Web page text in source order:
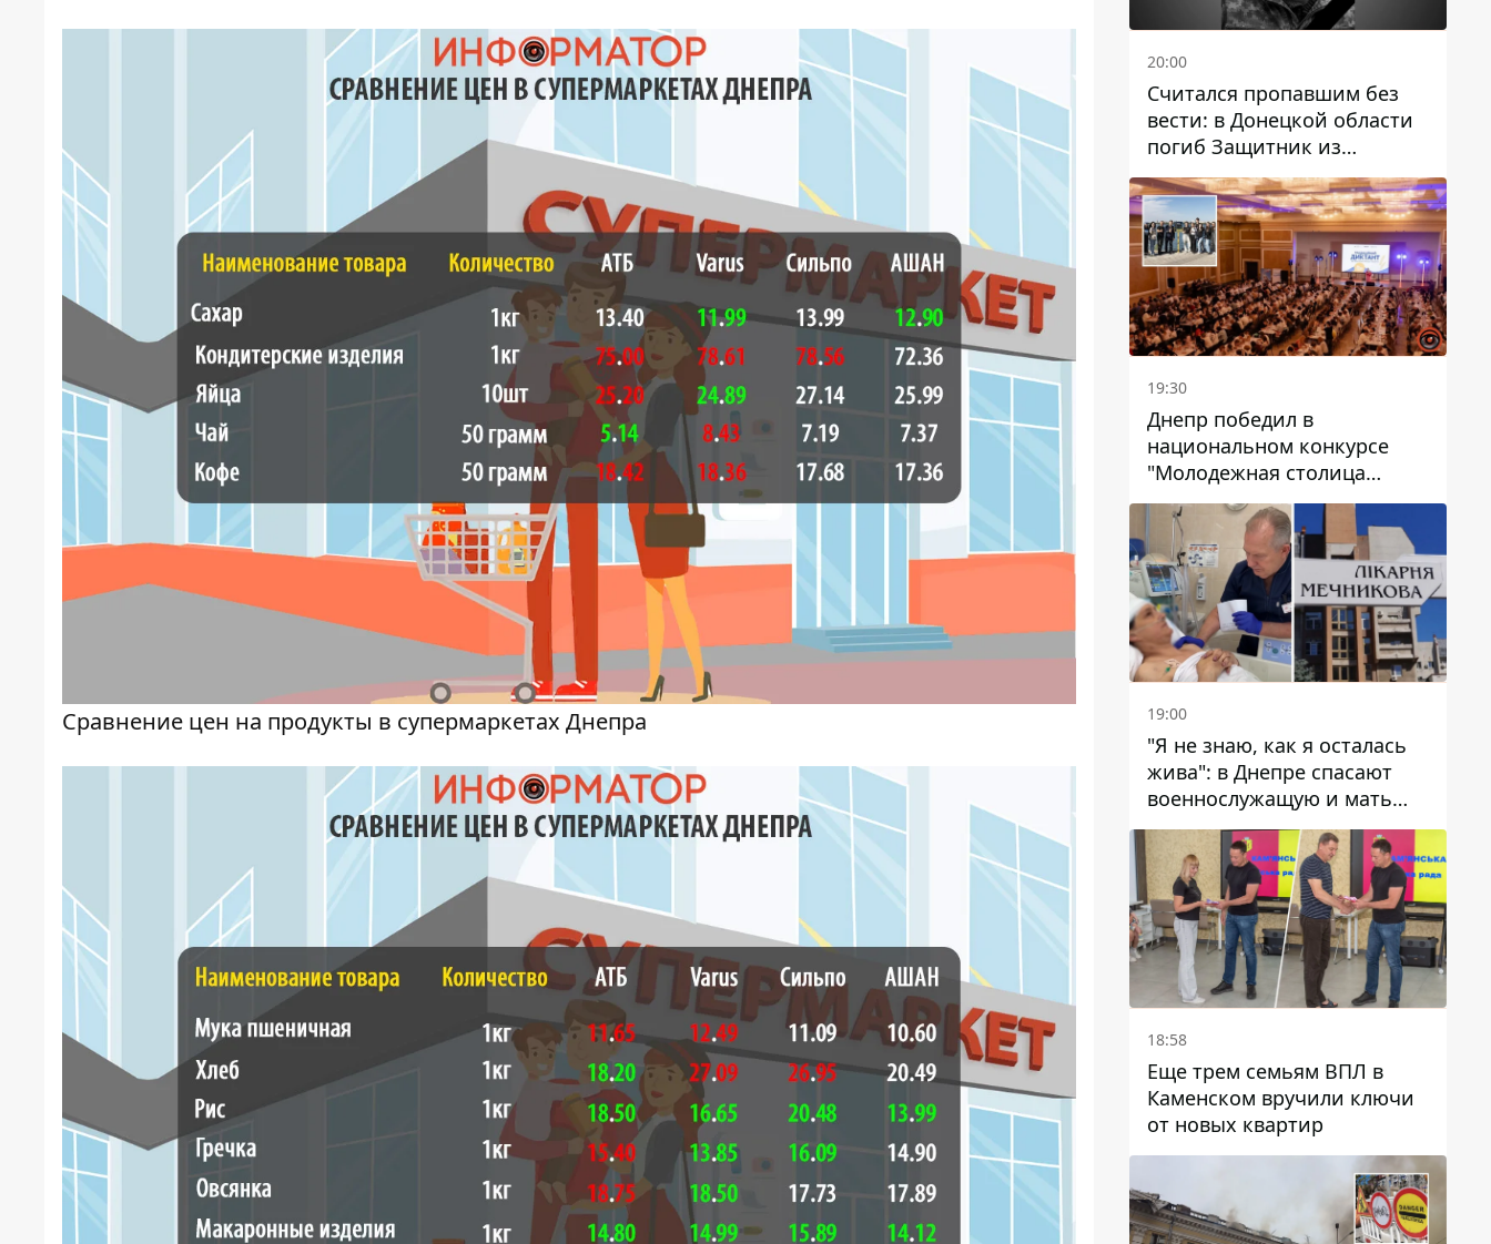
Сравнение цен на продукты в супермаркетах Днепра
20:00
Считался пропавшим без
вести: в Донецкой области
погиб Защитник из
Каменского Антон
Красовский
19:30
Днепр победил в
национальном конкурсе
"Молодежная столица
Украины – 2026"
19:00
"Я не знаю, как я осталась
жива": в Днепре спасают
военнослужащую и мать
четверых детей, которую
ранил КАБ
18:58
Еще трем семьям ВПЛ в
Каменском вручили ключи
от новых квартир